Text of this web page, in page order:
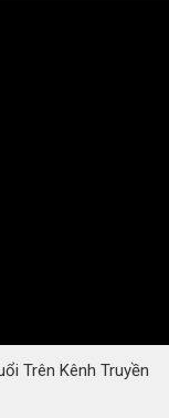
Trên Kênh Truyền